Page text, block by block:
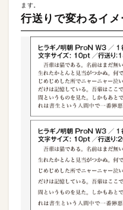
ます。
行送りで変わるイメ